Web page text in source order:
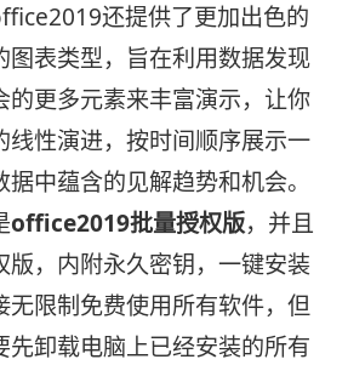
还提供了更加出色的
图表类型，旨在利用数据发现
的更多元素来丰富演示，让你
线性演进，按时间顺序展示一
中蕴含的见解趋势和机会。
office2019批量授权版，并且
版，内附永久密钥，一键安装
无限制免费使用所有软件，但
先卸载电脑上已经安装的所有